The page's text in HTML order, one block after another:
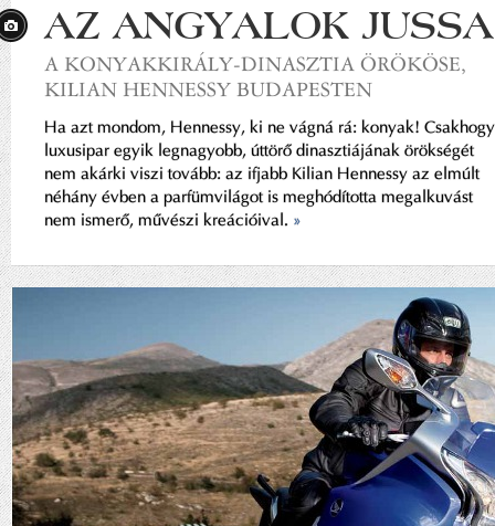
AZ ANGYALOK JUSSA
A KONYAKKIRÁLY-DINASZTIA ÖRÖKÖSE,
KILIAN HENNESSY BUDAPESTEN
Ha azt mondom, Hennessy, ki ne vágná rá: konyak!
luxusipar egyik legnagyobb, úttörő dinasztiájának örökségét
nem akárki viszi tovább: az ifjabb Kilian Hennessy az elmúlt
néhány évben a parfümvilágot is meghódította megalkuvást
nem ismerő, művészi kreációival. »